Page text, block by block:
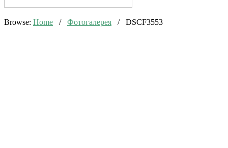
Browse: Home / Фотогалерея / DSCF3553